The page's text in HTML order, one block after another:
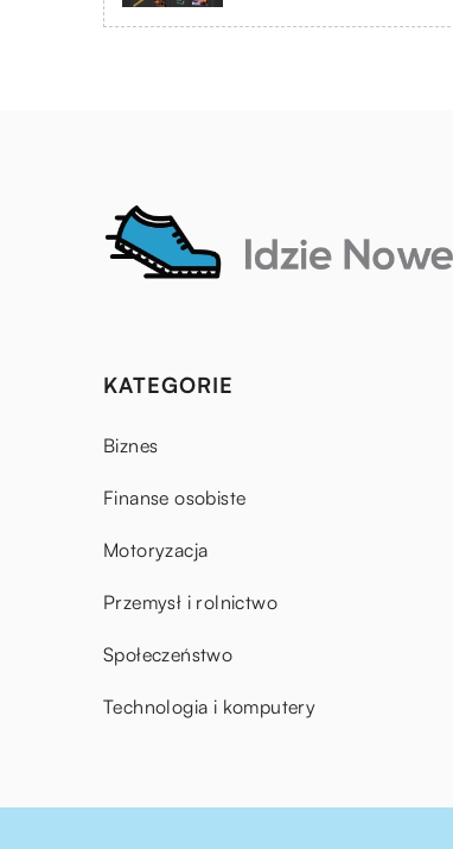
KATEGORIE
Biznes
Finanse osobiste
Motoryzacja
Przemysł i rolnictwo
Społeczeństwo
Technologia i komputery